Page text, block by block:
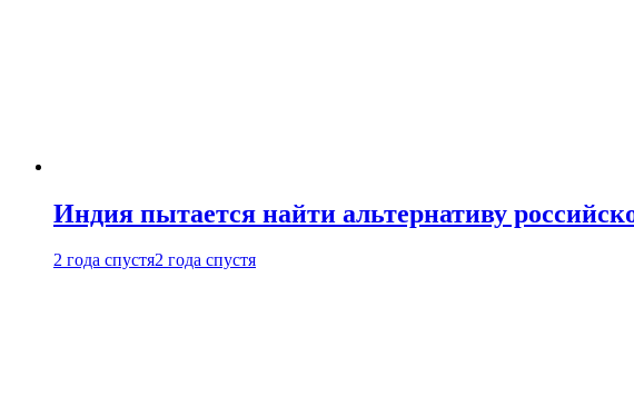
Индия пытается найти альтернативу
2 года спустя2 года спустя